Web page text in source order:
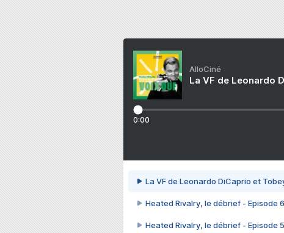
AlloCiné
La VF de Leonardo
0:00
La VF de Leonardo DiCaprio et
Heated Rivalry, le débrief - Episode 6
Heated Rivalry, le débrief - Episode 5